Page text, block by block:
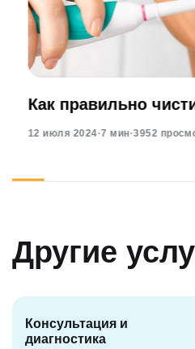
Как правильно
12 июля 2024·7 мин·3952
Другие
Консультация и
диагностика